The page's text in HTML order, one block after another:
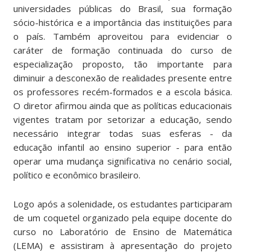
universidades públicas do Brasil, sua formação
sócio-histórica e a importância das instituições para
o país. Também aproveitou para evidenciar o
caráter de formação continuada do curso de
especialização proposto, tão importante para
diminuir a desconexão de realidades presente entre
os professores recém-formados e a escola básica.
O diretor afirmou ainda que as políticas educacionais
vigentes tratam por setorizar a educação, sendo
necessário integrar todas suas esferas - da
educação infantil ao ensino superior - para então
operar uma mudança significativa no cenário social,
político e econômico brasileiro.
Logo após a solenidade, os estudantes participaram
de um coquetel organizado pela equipe docente do
curso no Laboratório de Ensino de Matemática
(LEMA) e assistiram à apresentação do projeto